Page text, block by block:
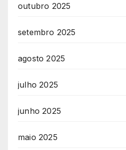
outubro 2025
setembro 2025
agosto 2025
julho 2025
junho 2025
maio 2025